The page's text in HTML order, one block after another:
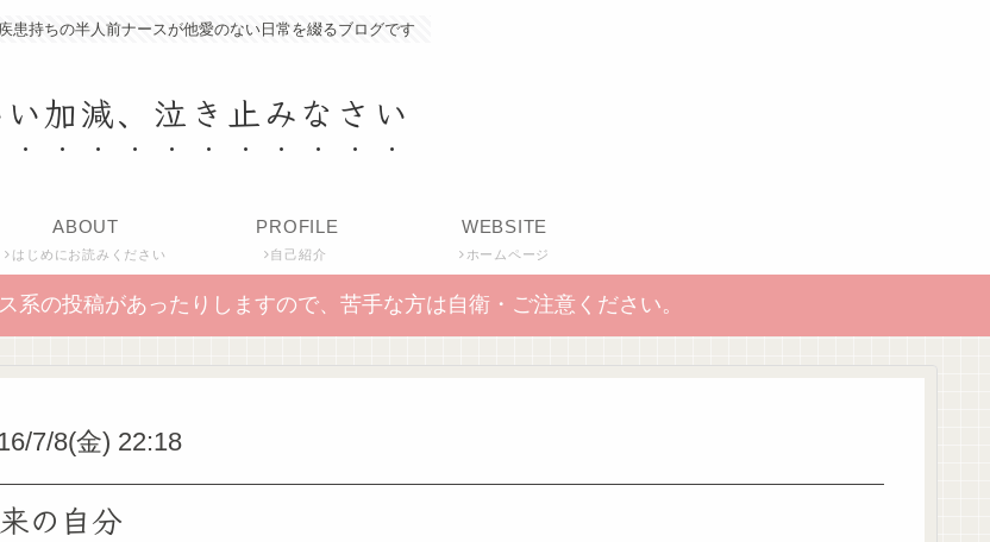
患持ちの半人前ナースが他愛のない日常を綴るブログです
い加減、泣き止みなさい
ABOUT
はじめにお読みください
PROFILE
自己紹介
WEBSITE
ホームページ
系の投稿があったりしますので、苦手な方は自衛・ご注意ください。
7/8(金) 22:18
の自分